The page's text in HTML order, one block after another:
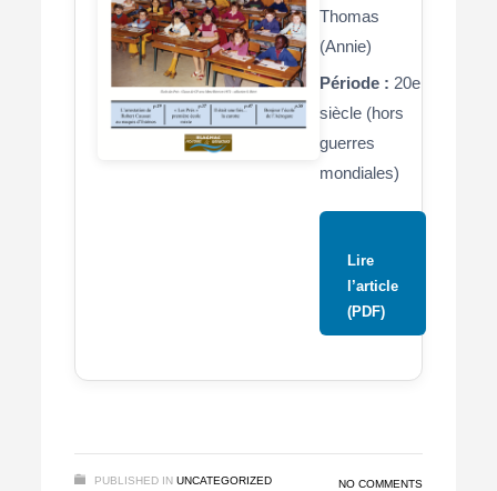
Thomas
(Annie)
Période : 20e
siècle (hors
guerres
mondiales)
Lire
l’article
(PDF)
PUBLISHED IN UNCATEGORIZED NO COMMENTS